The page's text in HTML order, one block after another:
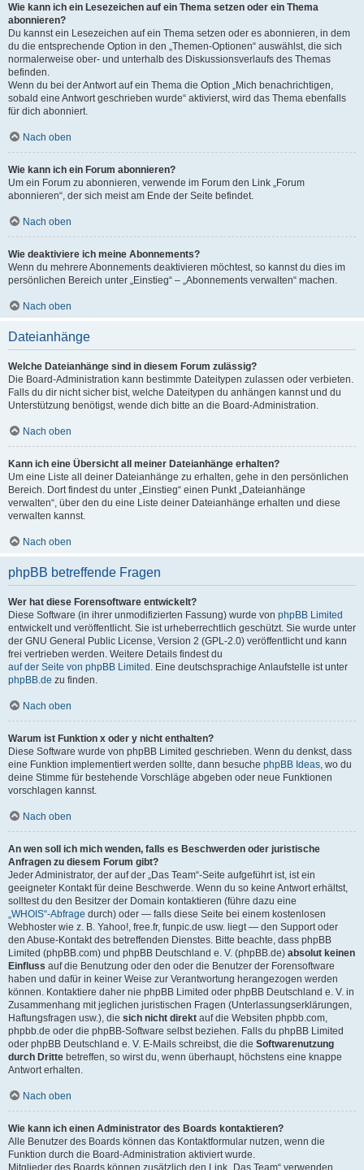
Wie kann ich ein Lesezeichen auf ein Thema setzen oder ein Thema
abonnieren?
Du kannst ein Lesezeichen auf ein Thema setzen oder es abonnieren, in dem
du die entsprechende Option in den „Themen-Optionen“ auswählst, die sich
normalerweise ober- und unterhalb des Diskussionsverlaufs des Themas
befinden.
Wenn du bei der Antwort auf ein Thema die Option „Mich benachrichtigen,
sobald eine Antwort geschrieben wurde“ aktivierst, wird das Thema ebenfalls
für dich abonniert.
Nach oben
Wie kann ich ein Forum abonnieren?
Um ein Forum zu abonnieren, verwende im Forum den Link „Forum
abonnieren“, der sich meist am Ende der Seite befindet.
Nach oben
Wie deaktiviere ich meine Abonnements?
Wenn du mehrere Abonnements deaktivieren möchtest, so kannst du dies im
persönlichen Bereich unter „Einstieg“ – „Abonnements verwalten“ machen.
Nach oben
Dateianhänge
Welche Dateianhänge sind in diesem Forum zulässig?
Die Board-Administration kann bestimmte Dateitypen zulassen oder verbieten.
Falls du dir nicht sicher bist, welche Dateitypen du anhängen kannst und du
Unterstützung benötigst, wende dich bitte an die Board-Administration.
Nach oben
Kann ich eine Übersicht all meiner Dateianhänge erhalten?
Um eine Liste all deiner Dateianhänge zu erhalten, gehe in den persönlichen
Bereich. Dort findest du unter „Einstieg“ einen Punkt „Dateianhänge
verwalten“, über den du eine Liste deiner Dateianhänge erhalten und diese
verwalten kannst.
Nach oben
phpBB betreffende Fragen
Wer hat diese Forensoftware entwickelt?
Diese Software (in ihrer unmodifizierten Fassung) wurde von phpBB Limited
entwickelt und veröffentlicht. Sie ist urheberrechtlich geschützt. Sie wurde unter
der GNU General Public License, Version 2 (GPL-2.0) veröffentlicht und kann
frei vertrieben werden. Weitere Details findest du
auf der Seite von phpBB Limited . Eine deutschsprachige Anlaufstelle ist unter
phpBB.de zu finden.
Nach oben
Warum ist Funktion x oder y nicht enthalten?
Diese Software wurde von phpBB Limited geschrieben. Wenn du denkst, dass
eine Funktion implementiert werden sollte, dann besuche phpBB Ideas, wo du
deine Stimme für bestehende Vorschläge abgeben oder neue Funktionen
vorschlagen kannst.
Nach oben
An wen soll ich mich wenden, falls es Beschwerden oder juristische
Anfragen zu diesem Forum gibt?
Jeder Administrator, der auf der „Das Team“-Seite aufgeführt ist, ist ein
geeigneter Kontakt für deine Beschwerde. Wenn du so keine Antwort erhältst,
solltest du den Besitzer der Domain kontaktieren (führe dazu eine
„WHOIS“-Abfrage durch) oder — falls diese Seite bei einem kostenlosen
Webhoster wie z. B. Yahoo!, free.fr, funpic.de usw. liegt — den Support oder
den Abuse-Kontakt des betreffenden Dienstes. Bitte beachte, dass phpBB
Limited (phpBB.com) und phpBB Deutschland e. V. (phpBB.de) absolut keinen
Einfluss auf die Benutzung oder den oder die Benutzer der Forensoftware
haben und dafür in keiner Weise zur Verantwortung herangezogen werden
können. Kontaktiere daher nie phpBB Limited oder phpBB Deutschland e. V. in
Zusammenhang mit jeglichen juristischen Fragen (Unterlassungserklärungen,
Haftungsfragen usw.), die sich nicht direkt auf die Websiten phpbb.com,
phpbb.de oder die phpBB-Software selbst beziehen. Falls du phpBB Limited
oder phpBB Deutschland e. V. E-Mails schreibst, die die Softwarenutzung
durch Dritte betreffen, so wirst du, wenn überhaupt, höchstens eine knappe
Antwort erhalten.
Nach oben
Wie kann ich einen Administrator des Boards kontaktieren?
Alle Benutzer des Boards können das Kontaktformular nutzen, wenn die
Funktion durch die Board-Administration aktiviert wurde.
Mitglieder des Boards können zusätzlich den Link „Das Team“ verwenden.